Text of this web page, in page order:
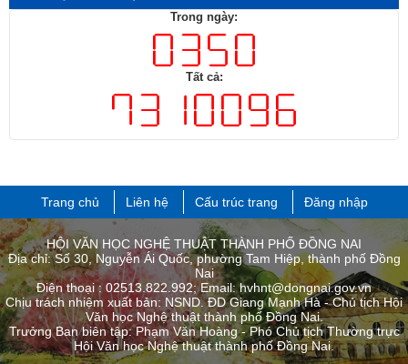
Trong ngày:
Tất cả:
Trang chủ Liên hệ Cấu trúc trang Đăng nhập
HỘI VĂN HỌC NGHỆ THUẬT THÀNH PHỐ ĐỒNG NAI
Địa chỉ: Số 30, Nguyễn Ái Quốc, phường Tam Hiệp, thành phố Đồng
Nai
Điện thoại : 02513.822.992; Email: hvhnt@dongnai.gov.vn
Chịu trách nhiệm xuất bản: NSND. ĐD Giang Mạnh Hà - Chủ tịch Hội
Văn học Nghệ thuật thành phố Đồng Nai.
Trưởng Ban biên tập: Phạm Văn Hoàng - Phó Chủ tịch Thường trực
Hội Văn học Nghệ thuật thành phố ​Đồng Nai.